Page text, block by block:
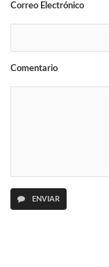
Correo Electrónico
Comentario
ENVIAR